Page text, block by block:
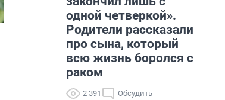
одной четверкой».
Родители рассказали
про сына, который
всю жизнь боролся с
раком
2 391 Обсудить